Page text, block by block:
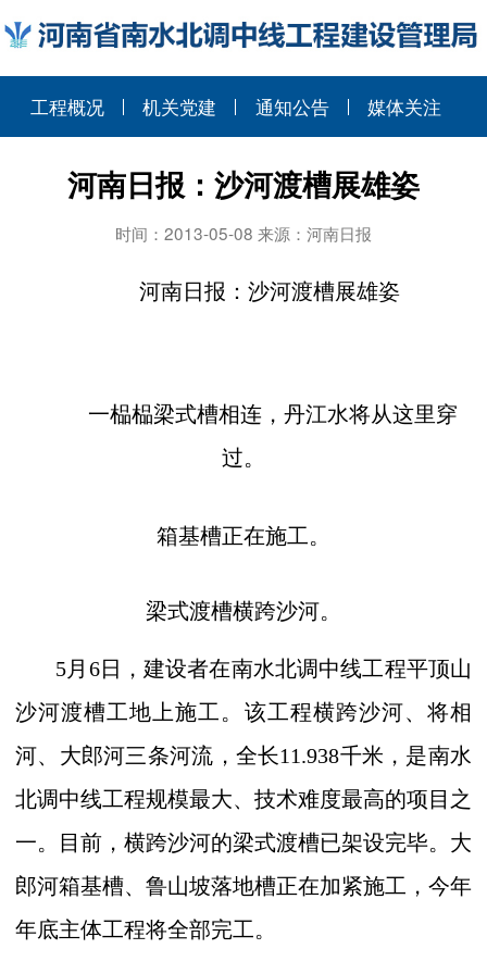
工程概况 机关党建 通知公告 媒体关注
河南日报：沙河渡槽展雄姿
时间：2013-05-08 来源：河南日报
河南日报： 沙河渡槽展雄姿
一榀榀梁式槽相连，丹江水将从这里穿
过。
箱基槽正在施工。
梁式渡槽横跨沙河。
5月 6日，建设者在南水北调中线工程平顶山
沙河渡槽工地上施工。该工程横跨沙河、将相
河、大郎河三条河流，全长11.938千米，是南水
北调中线工程规模最大、技术难度最高的项目之
一。目前，横跨沙河的梁式渡槽已架设完毕。大
郎河箱基槽、鲁山坡落地槽正在加紧施工，今年
年底主体工程将全部完工。